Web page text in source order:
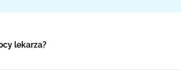
lekarza?